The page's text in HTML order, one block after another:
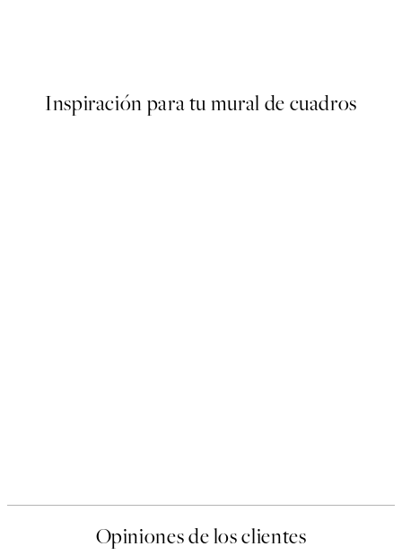
Inspiración para tu mural de cuadros
Opiniones de los clientes